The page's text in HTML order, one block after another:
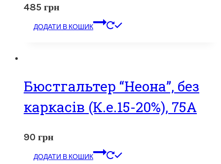
485 грн
ДОДАТИ В КОШИК
Бюстгальтер “Неона”, без
каркасів (К.е.15-20%), 75А
90 грн
ДОДАТИ В КОШИК